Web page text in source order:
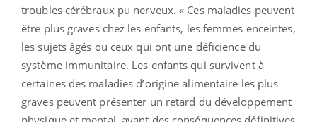
troubles cérébraux pu nerveux. « Ces maladies peuvent
être plus graves chez les enfants, les femmes enceintes,
les sujets âgés ou ceux qui ont une déficience du
système immunitaire. Les enfants qui survivent à
certaines des maladies d’origine alimentaire les plus
graves peuvent présenter un retard du développement